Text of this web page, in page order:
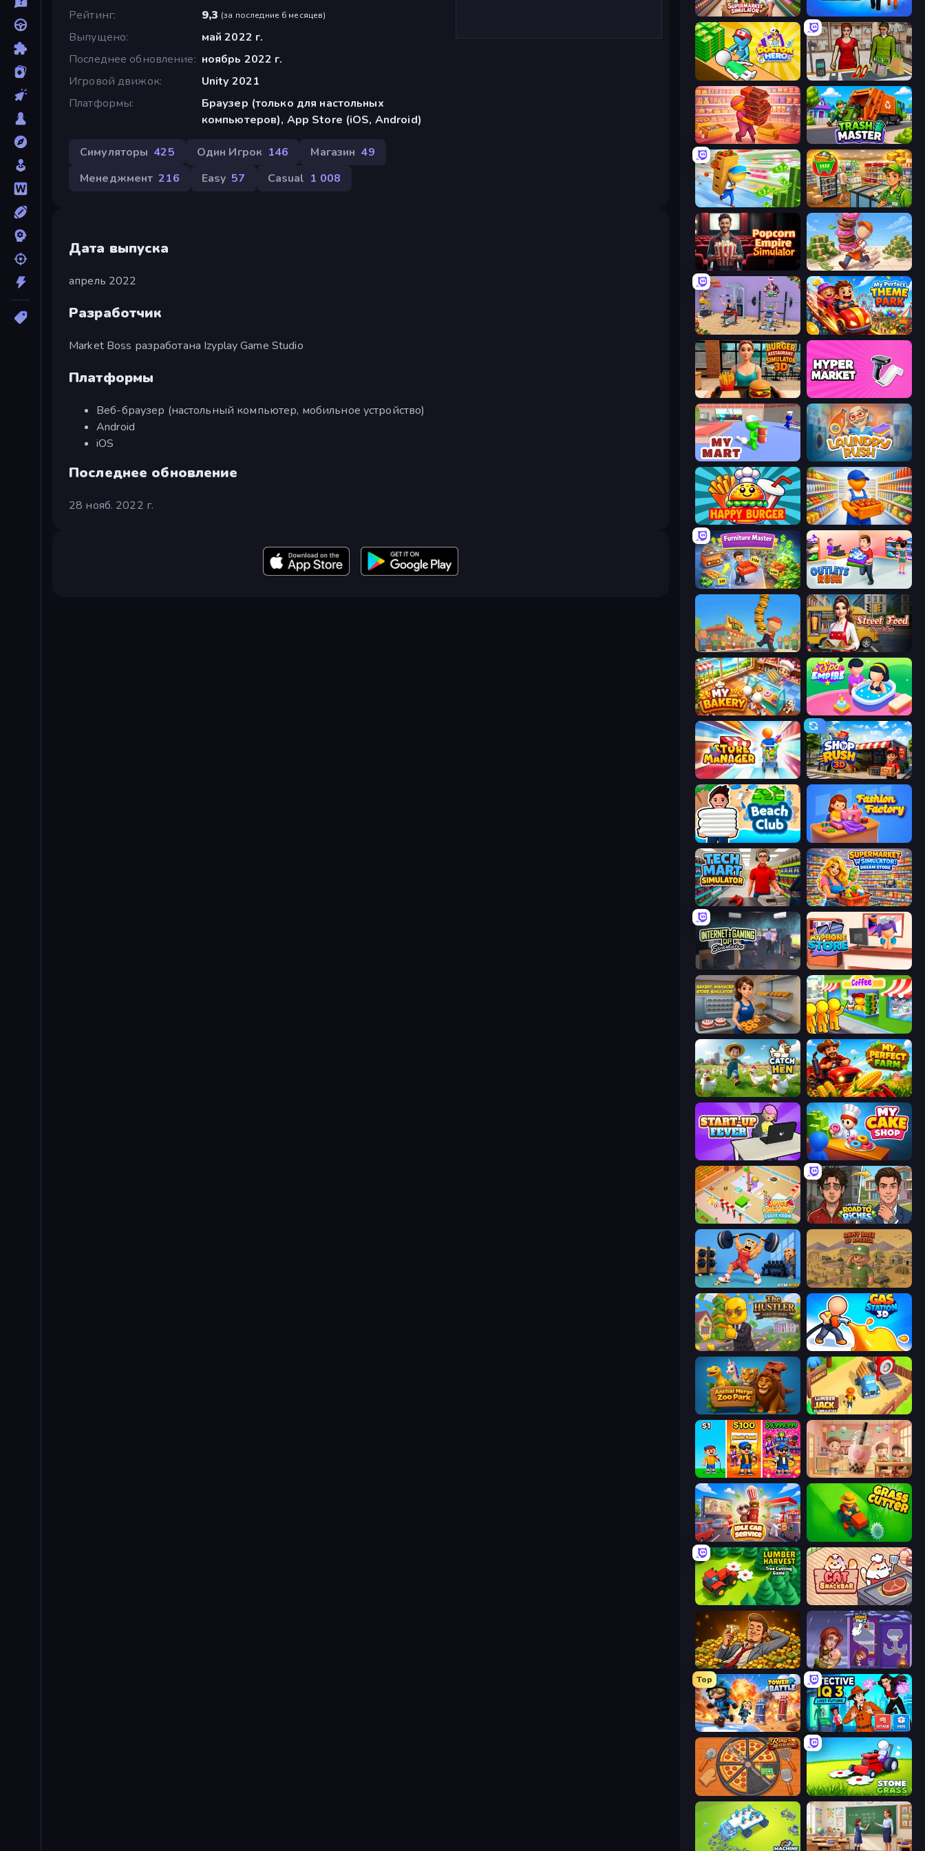
Рейтинг
9,3 (за последние 6 месяцев)
Выпущено
май 2022 г.
Последнее обновление
ноябрь 2022 г.
Игровой движок
Unity 2021
Платформы
Браузер (только для настольных
компьютеров), App Store (iOS, Android)
Симуляторы 425 Один Игрок 146 Магазин 49
Менеджмент 216 Easy 57 Casual 1 008
Дата выпуска
апрель 2022
Разработчик
Market Boss разработана Izyplay Game Studio
Платформы
Веб-браузер (настольный компьютер, мобильное устройство)
Android
iOS
Последнее обновление
28 нояб. 2022 г.
Supermarket Simulator: Store Manager Prison Life
Doctor Hero Shop Master 3D
Candy Packing Store Trash Master
Supermarket Empire Supermarket Simulator: Desert
Donut Place
Gym Simulator 2024 My Perfect Theme Park
Hypermarket 3D
My Mart Laundry Rush
Happy Burger Supermarket Manager
Furniture Master: Idle Tycoon Outlets Rush
Burger Life Street Food Simulator
My bakery Spa Empire
Store Manager Shop Rush 3D
Beach Club Fashion Factory
Tech Mart Simulator Supermarket Simulator: Dream Store
My Phone Store
Bakery Manager: Store Simulator Coffee Idle
Catch the Hen My Perfect Farm
StartUp Fever My Cake Shop
Juice Factory - Fruit Farm Life Simulator: Road to Riches
Gym Boss Army Base Of America
The Hustler Gas Station 3D
Animal Merge Zoo Park Lumberjack 3D Simulator
Music Band Boba Shop
Idle Car Service: Tycoon
Lumber Harvest: Tree Cutting Game Cat Snack Bar
Idle Billionaire Tycoon Home Pin 2
Top
Tower Battle Detective IQ 3
Ring Restaurant Stone Grass: Mowing Simulator